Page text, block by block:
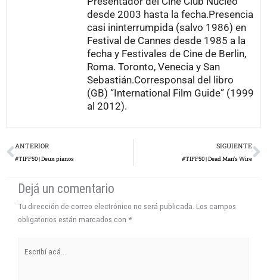
desde 2003 hasta la fecha.Presencia
casi ininterrumpida (salvo 1986) en
Festival de Cannes desde 1985 a la
fecha y Festivales de Cine de Berlin,
Roma. Toronto, Venecia y San
Sebastián.Corresponsal del libro
(GB) “International Film Guide” (1999
al 2012).
Prev
ANTERIOR
#TIFF50 | Deux pianos
SIGUIENTE
#TIFF50 | Dead Man’s Wire
Dejá un comentario
Tu dirección de correo electrónico no será publicada. Los campos
obligatorios están marcados con *
acá...